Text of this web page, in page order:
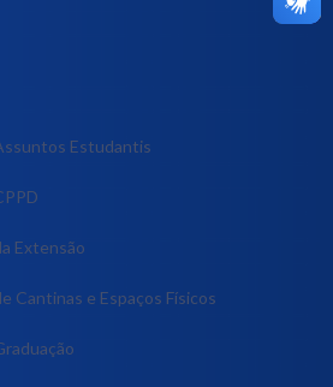
Estudantis
Extensão
Cantinas e Espaços Físicos